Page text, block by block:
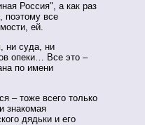
Россия", а как раз
поэтому все
ей.
ни суда, ни
опеки… Все это –
по имени
– тоже всего только
знакомая
дядьки и его